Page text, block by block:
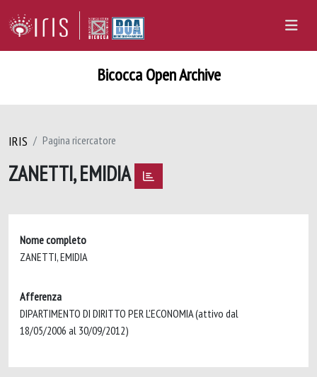
Bicocca Open Archive
IRIS Pagina ricercatore
ZANETTI, EMIDIA
Nome completo
ZANETTI, EMIDIA
Afferenza
DIPARTIMENTO DI DIRITTO PER L'ECONOMIA (attivo dal
18/05/2006 al 30/09/2012)